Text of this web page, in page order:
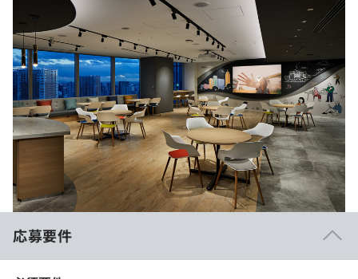
応募要件